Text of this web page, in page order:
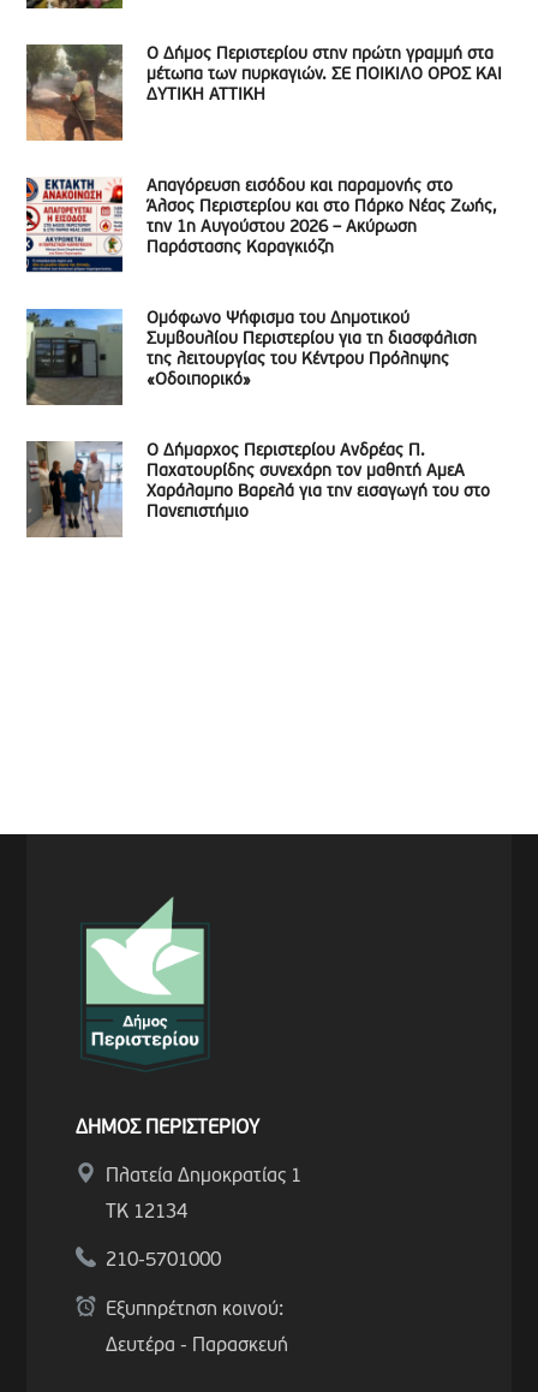
Ο Δήμος Περιστερίου στην πρώτη γραμμή στα
μέτωπα των πυρκαγιών. ΣΕ ΠΟΙΚΙΛΟ ΟΡΟΣ ΚΑΙ
ΔΥΤΙΚΗ ΑΤΤΙΚΗ
Απαγόρευση εισόδου και παραμονής στο
Άλσος Περιστερίου και στο Πάρκο Νέας Ζωής,
την 1η Αυγούστου 2026 – Ακύρωση
Παράστασης Καραγκιόζη
Ομόφωνο Ψήφισμα του Δημοτικού
Συμβουλίου Περιστερίου για τη διασφάλιση
της λειτουργίας του Κέντρου Πρόληψης
«Οδοιπορικό»
Ο Δήμαρχος Περιστερίου Ανδρέας Π.
Παχατουρίδης συνεχάρη τον μαθητή ΑμεΑ
Χαράλαμπο Βαρελά για την εισαγωγή του στο
Πανεπιστήμιο
ΔΗΜΟΣ ΠΕΡΙΣΤΕΡΙΟΥ
Πλατεία Δημοκρατίας 1
ΤΚ 12134
210-5701000
Εξυπηρέτηση κοινού:
Δευτέρα - Παρασκευή